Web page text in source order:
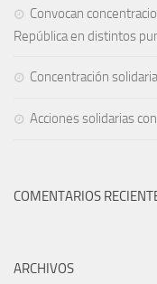
Convocan
República en distintos
Concentración
Acciones solidarias
COMENTARIOS
ARCHIVOS